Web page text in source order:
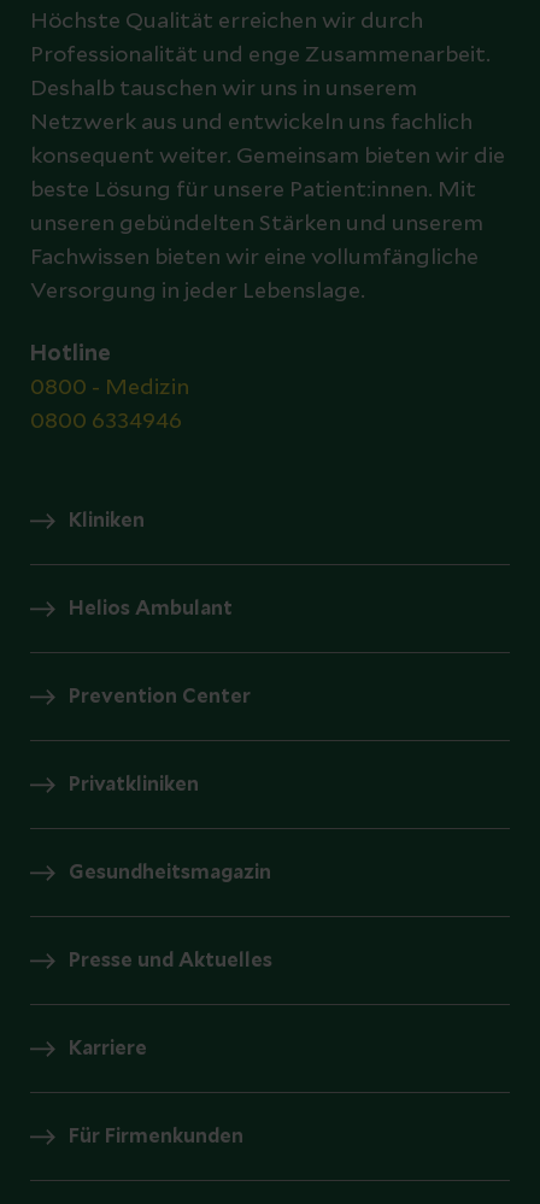
Höchste Qualität erreichen wir durch
Professionalität und enge Zusammenarbeit.
Deshalb tauschen wir uns in unserem
Netzwerk aus und entwickeln uns fachlich
konsequent weiter. Gemeinsam bieten wir die
beste Lösung für unsere Patient:innen. Mit
unseren gebündelten Stärken und unserem
Fachwissen bieten wir eine vollumfängliche
Versorgung in jeder Lebenslage.
Hotline
0800 - Medizin
0800 6334946
Kliniken
Helios Ambulant
Prevention Center
Privatkliniken
Gesundheitsmagazin
Presse und Aktuelles
Karriere
Für Firmenkunden